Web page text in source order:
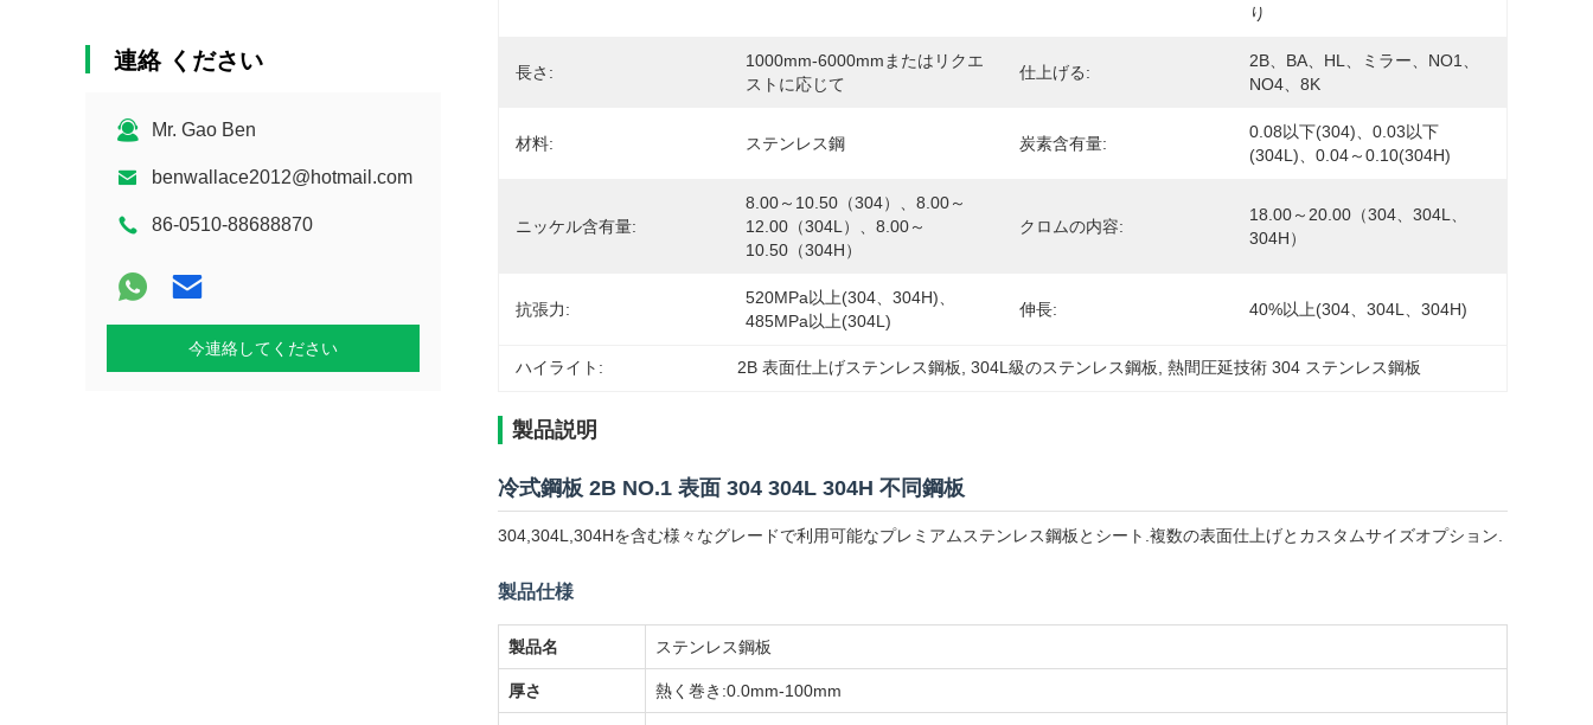
連絡 ください
Mr. Gao Ben
benwallace2012@hotmail.com
86-0510-88688870
今連絡してください
り
長さ:
1000mm-6000mmまたはリクエ
ストに応じて
仕上げる:
2B、BA、HL、ミラー、NO1、
NO4、8K
材料: ステンレス鋼 炭素含有量:
0.08以下(304)、0.03以下
(304L)、0.04～0.10(304H)
ニッケル含有量:
8.00～10.50（304）、8.00～
12.00（304L）、8.00～
10.50（304H）
クロムの内容:
18.00～20.00（304、304L、
304H）
抗張力:
520MPa以上(304、304H)、
485MPa以上(304L)
伸長: 40%以上(304、304L、304H)
ハイライト: 2B 表面仕上げステンレス鋼板 , 304L級のステンレス鋼板 , 熱間圧延技術 304 ステンレス鋼板
製品説明
冷式鋼板 2B NO.1 表面 304 304L 304H 不同鋼板
304,304L,304Hを含む様々なグレードで利用可能なプレミアムステンレス鋼板とシート.複数の表面仕上げとカスタムサイズオプション.
製品仕様
製品名 ステンレス鋼板
厚さ 熱く巻き:0.0mm-100mm